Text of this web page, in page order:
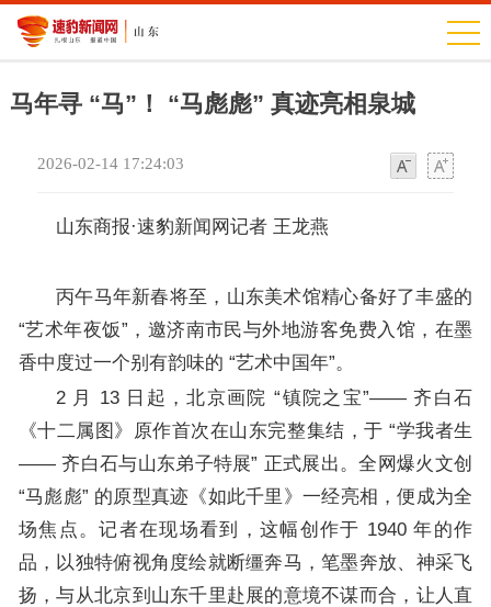
马年寻 “马”！ “马彪彪” 真迹亮相泉城
2026-02-14 17:24:03
山东商报·速豹新闻网记者 王龙燕
丙午马年新春将至，山东美术馆精心备好了丰盛的
“艺术年夜饭”，邀济南市民与外地游客免费入馆，在墨
香中度过一个别有韵味的 “艺术中国年”。
2 月 13 日起，北京画院 “镇院之宝”—— 齐白石
《十二属图》原作首次在山东完整集结，于 “学我者生
—— 齐白石与山东弟子特展” 正式展出。全网爆火文创
“马彪彪” 的原型真迹《如此千里》一经亮相，便成为全
场焦点。记者在现场看到，这幅创作于 1940 年的作
品，以独特俯视角度绘就断缰奔马，笔墨奔放、神采飞
扬，与从北京到山东千里赴展的意境不谋而合，让人直